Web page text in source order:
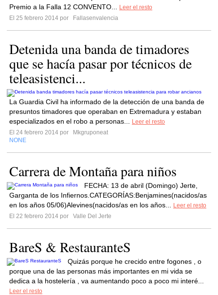
Premio a la Falla 12 CONVENTO...
Leer el resto
El 25 febrero 2014 por
Fallasenvalencia
Detenida una banda de timadores
que se hacía pasar por técnicos de
teleasistenci...
La Guardia Civil ha informado de la detección de una banda de
presuntos timadores que operaban en Extremadura y estaban
especializados en el robo a personas...
Leer el resto
El 24 febrero 2014 por
Mkgruponeat
NONE
Carrera de Montaña para niños
FECHA: 13 de abril (Domingo) Jerte,
Garganta de los Infiernos.CATEGORÍAS:Benjamines(nacidos/as
en los años 05/06)Alevines(nacidos/as en los años...
Leer el resto
El 22 febrero 2014 por
Valle Del Jerte
BareS & RestauranteS
Quizás porque he crecido entre fogones , o
porque una de las personas más importantes en mi vida se
dedica a la hostelería , va aumentando poco a poco mi interé...
Leer el resto